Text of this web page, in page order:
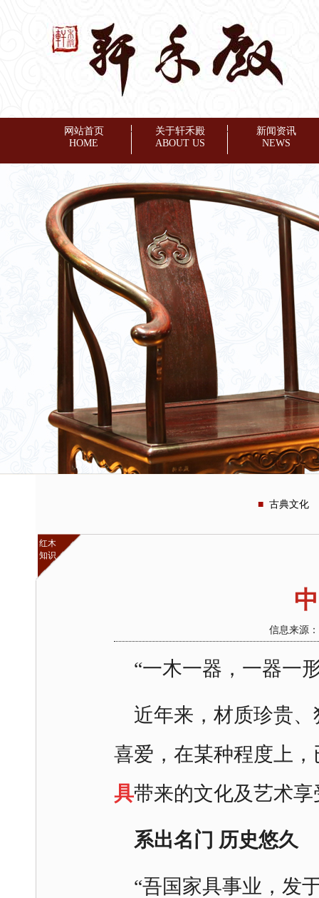
网站首页
HOME
◆
关于轩禾殿
ABOUT US
◆
新闻资讯
NEWS
古典文化
红木
知识
信息来源
“一木一器，一器一
近年来，材质珍贵
喜爱，在某种程度上
具带来的文化及艺术
系出名门 历史悠久
“吾国家具事业，发